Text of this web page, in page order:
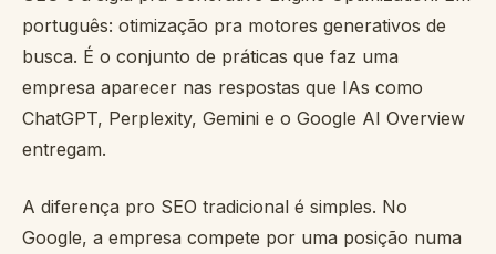
português: otimização pra motores generativos de
busca. É o conjunto de práticas que faz uma
empresa aparecer nas respostas que IAs como
ChatGPT, Perplexity, Gemini e o Google AI Overview
entregam.
A diferença pro SEO tradicional é simples. No
Google, a empresa compete por uma posição numa